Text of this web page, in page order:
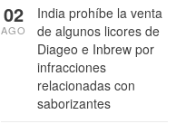
India prohíbe la venta
de algunos licores de
Diageo e Inbrew por
infracciones
relacionadas con
saborizantes
02
AGO